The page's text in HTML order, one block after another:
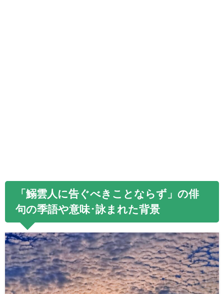
「鰯雲人に告ぐべきことならず」の俳
句の季語や意味･詠まれた背景